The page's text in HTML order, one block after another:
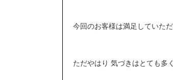
今回のお客様は満足していた
ただやはり 気づきはとても多く